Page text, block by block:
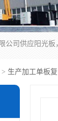
> 生产加工单板